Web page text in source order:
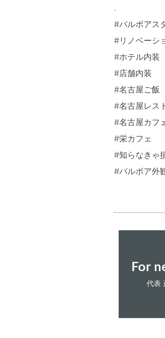
.
#バルボアス
#リノベーシ
#ホテル内装
#店舗内装
#名古屋ご飯
#名古屋レス
#名古屋カフ
#栄カフェ
#知らなきゃ
#バルボア外
For
代表